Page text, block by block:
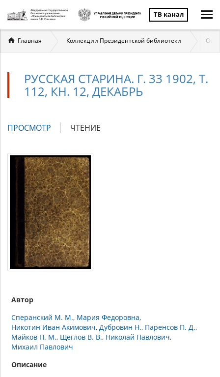
ТВ канал
Вы
здесь
Главная Коллекции Президентской библиотеки
РУССКАЯ СТАРИНА. Г. 33 1902, Т.
112, КН. 12, ДЕКАБРЬ
Главные
ПРОСМОТР (АКТИВНАЯ
ЧТЕНИЕ
Автор
Сперанский М. М. Мария Федоровна
Никотин Иван Акимович Дубровин Н. Паренсов П. Д.
Майков П. М. Щеглов В. В. Николай Павлович
Михаил Павлович
Описание